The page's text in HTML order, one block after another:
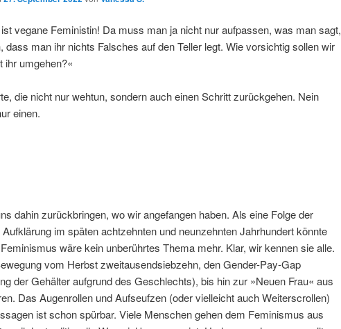
vegane Feministin! Da muss man ja nicht nur aufpassen, was man sagt,
dass man ihr nichts Falsches auf den Teller legt. Wie vorsichtig sollen wir
ihr umgehen?«
die nicht nur wehtun, sondern auch einen Schritt zurückgehen. Nein
einen.
dahin zurückbringen, wo wir angefangen haben. Als eine Folge der
im späten achtzehnten und neunzehnten Jahrhundert könnte
wäre kein unberührtes Thema mehr. Klar, wir kennen sie alle.
vom Herbst zweitausendsiebzehn, den Gender-Pay-Gap
der Gehälter aufgrund des Geschlechts), bis hin zur »Neuen Frau« aus
Das Augenrollen und Aufseufzen (oder vielleicht auch Weiterscrollen)
ist schon spürbar. Viele Menschen gehen dem Feminismus aus